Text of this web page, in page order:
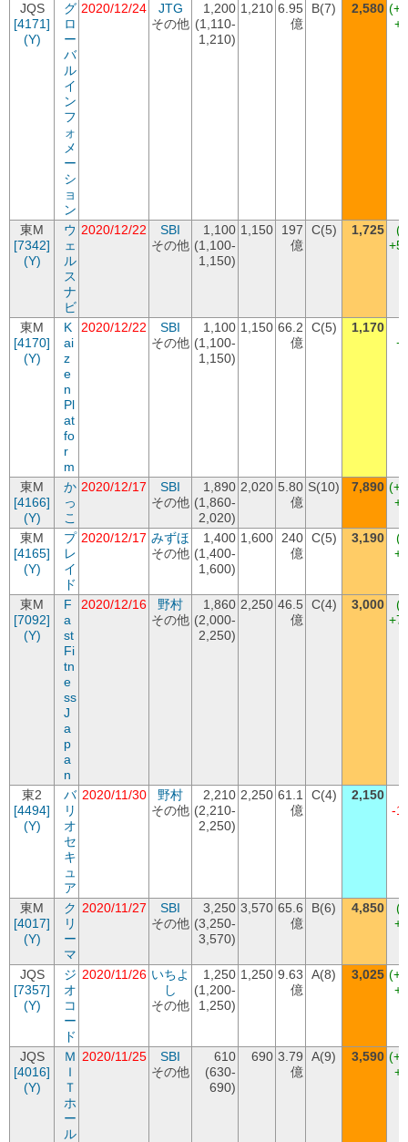
JQS
[4171]
(Y)
グ
ロ
ー
バ
ル
イ
ン
フ
ォ
メ
ー
シ
ョ
ン
2020/12/24
JTG
その他
1,200
(1,110-
1,210)
1,210 6.95
億
B(7) 2,580
東M
[7342]
(Y)
ウ
ェ
ル
ス
ナ
ビ
2020/12/22
SBI
その他
1,100
(1,100-
1,150)
1,150
197
億
C(5) 1,725
東M
[4170]
(Y)
K
ai
z
e
n
Pl
at
fo
r
m
2020/12/22
SBI
その他
1,100
(1,100-
1,150)
1,150 66.2
億
C(5) 1,170
東M
[4166]
(Y)
か
っ
こ
2020/12/17
SBI
その他
1,890
(1,860-
2,020)
2,020 5.80
億
S(10) 7,890
東M
[4165]
(Y)
プ
レ
イ
ド
2020/12/17 みずほ
その他
1,400
(1,400-
1,600)
1,600
240
億
C(5) 3,190
東M
[7092]
(Y)
F
a
st
Fi
tn
e
ss
J
a
p
a
n
2020/12/16
野村
その他
1,860
(2,000-
2,250)
2,250 46.5
億
C(4) 3,000
東2
[4494]
(Y)
バ
リ
オ
セ
キ
ュ
ア
2020/11/30
野村
その他
2,210
(2,210-
2,250)
2,250 61.1
億
C(4) 2,150
-
東M
[4017]
(Y)
ク
リ
ー
マ
2020/11/27
SBI
その他
3,250
(3,250-
3,570)
3,570 65.6
億
B(6) 4,850
JQS
[7357]
(Y)
ジ
オ
コ
ー
ド
2020/11/26 いちよ
し
その他
1,250
(1,200-
1,250)
1,250 9.63
億
A(8) 3,025
JQS
[4016]
(Y)
Ｍ
Ｉ
Ｔ
ホ
ー
ル
2020/11/25
SBI
その他
610
(630-
690)
690 3.79
億
A(9) 3,590